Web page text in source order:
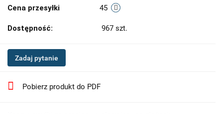
Cena przesyłki 45
Dostępność: 967 szt.
Zadaj pytanie
Pobierz produkt do PDF